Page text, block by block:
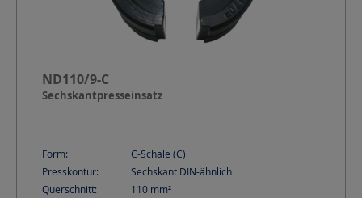
ND110/9-C
Sechskantpresseinsatz
Form:
C-Schale (C)
Presskontur:
Sechskant DIN-ähnlich
Querschnitt:
110 mm²